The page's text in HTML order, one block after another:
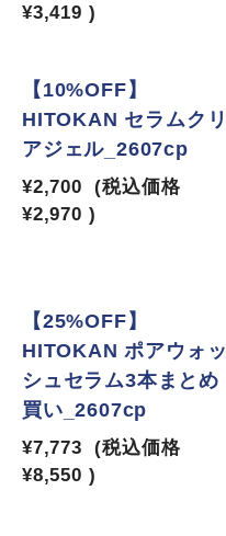
¥3,419 )
【10%OFF】
HITOKAN セラムクリ
アジェル_2607cp
¥2,700
(税込価格
¥2,970 )
【25%OFF】
HITOKAN ポアウォッ
シュセラム3本まとめ
買い_2607cp
¥7,773
(税込価格
¥8,550 )